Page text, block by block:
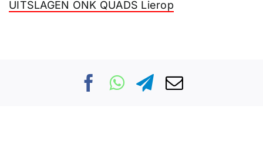
UITSLAGEN ONK QUADS Lierop